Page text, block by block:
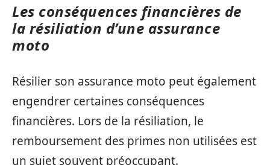
Les conséquences financières de
la résiliation d’une assurance
moto
Résilier son assurance moto peut également
engendrer certaines conséquences
financières. Lors de la résiliation, le
remboursement des primes non utilisées est
un sujet souvent préoccupant.